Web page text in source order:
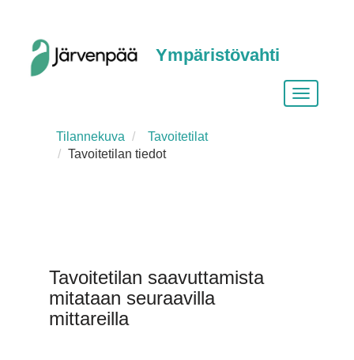
Ympäristövahti
Vaihda
Tilannekuva
Tavoitetilat
Tavoitetilan tiedot
Tavoitetilan saavuttamista
mitataan seuraavilla
mittareilla